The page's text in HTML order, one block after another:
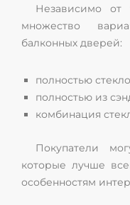
Независимо от
множество
балконных дверей:
полностью
полностью из
комбинация
Покупатели
которые лучше
особенностям